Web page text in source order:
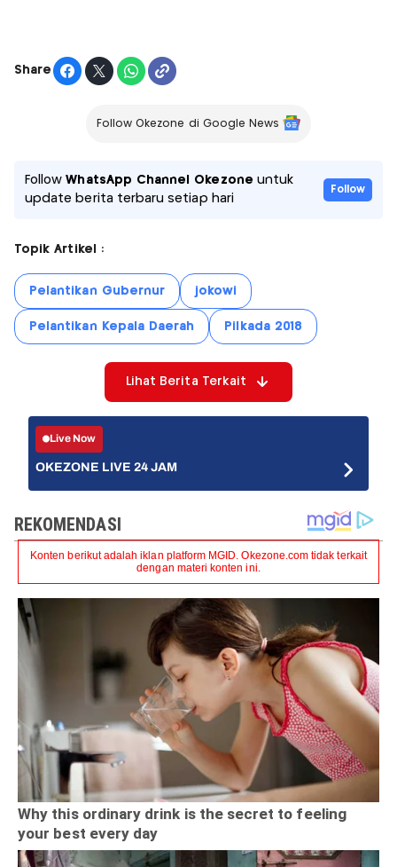
Share
Follow Okezone di Google News
FollowWhatsApp Channel Okezone untuk
update berita terbaru setiap hari
Follow
Topik Artikel :
Pelantikan Gubernur jokowi
Pelantikan Kepala Daerah Pilkada 2018
Lihat Berita Terkait
Live Now
OKEZONE LIVE 24 JAM